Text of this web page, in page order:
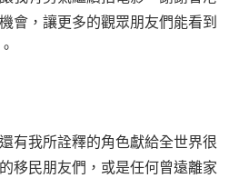
會，讓更多的觀眾朋友們能看到
有我所詮釋的角色獻給全世界很
移民朋友們，或是任何曾遠離家